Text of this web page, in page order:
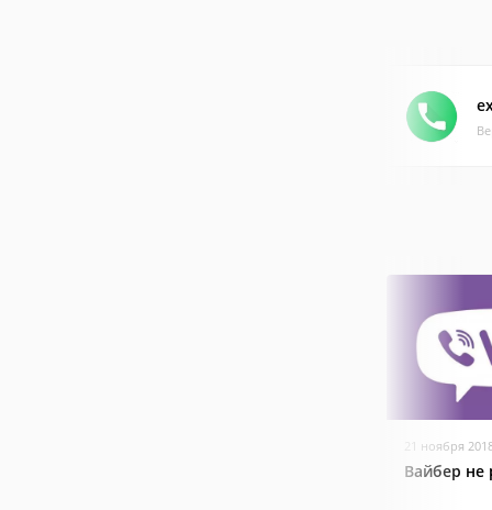
21 ноября
Вайбер не